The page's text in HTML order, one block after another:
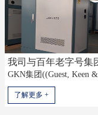
GKN集团((Guest, Keen
了解更多 +